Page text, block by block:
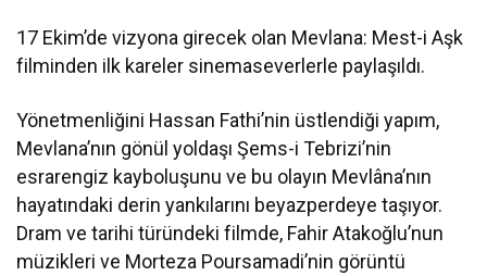
17 Ekim’de vizyona girecek olan Mevlana: Mest-i Aşk
filminden ilk kareler sinemaseverlerle paylaşıldı.
Yönetmenliğini Hassan Fathi’nin üstlendiği yapım,
Mevlana’nın gönül yoldaşı Şems-i Tebrizi’nin
esrarengiz kayboluşunu ve bu olayın Mevlâna’nın
hayatındaki derin yankılarını beyazperdeye taşıyor.
Dram ve tarihi türündeki filmde, Fahir Atakoğlu’nun
müzikleri ve Morteza Poursamadi’nin görüntü